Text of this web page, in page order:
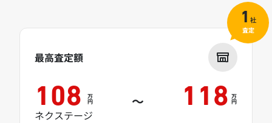
最高査定額
108 万
円 ～ 118 万
円
ネクステージ
1 社
査定